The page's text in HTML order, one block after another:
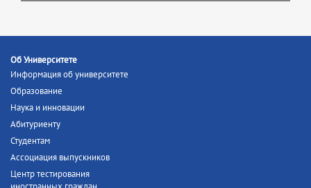
Об Университете
Информация об университете
Образование
Наука и инновации
Абитуриенту
Студентам
Ассоциация выпускников
Центр тестирования